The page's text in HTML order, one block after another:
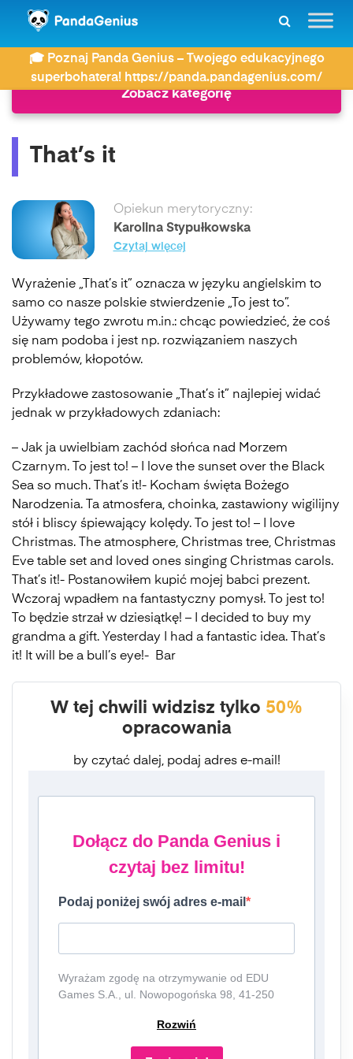
🎓 Poznaj Panda Genius – Twojego edukacyjnego
superbohatera! https://panda.pandagenius.com/
ZDAY Język angielski That’s it
Zobacz kategorię
That’s it
Opiekun merytoryczny:
Karolina Stypułkowska
Czytaj więcej
Wyrażenie „That’s it” oznacza w języku angielskim to
samo co nasze polskie stwierdzenie „To jest to”.
Używamy tego zwrotu m.in.: chcąc powiedzieć, że coś
się nam podoba i jest np. rozwiązaniem naszych
problemów, kłopotów.
Przykładowe zastosowanie „That’s it” najlepiej widać
jednak w przykładowych zdaniach:
– Jak ja uwielbiam zachód słońca nad Morzem
Czarnym. To jest to! – I love the sunset over the Black
Sea so much. That’s it!- Kocham święta Bożego
Narodzenia. Ta atmosfera, choinka, zastawiony wigilijny
stół i bliscy śpiewający kolędy. To jest to! – I love
Christmas. The atmosphere, Christmas tree, Christmas
Eve table set and loved ones singing Christmas carols.
That’s it!- Postanowiłem kupić mojej babci prezent.
Wczoraj wpadłem na fantastyczny pomysł. To jest to!
To będzie strzał w dziesiątkę! – I decided to buy my
grandma a gift. Yesterday I had a fantastic idea. That’s
it! It will be a bull’s eye!- Bar
W tej chwili widzisz tylko 50%
opracowania
by czytać dalej, podaj adres e-mail!
Dołącz do Panda Genius i
czytaj bez limitu!
Podaj poniżej swój adres e-mail
Wyrażam zgodę na otrzymywanie od EDU
Games S.A., ul. Nowopogońska 98, 41-250
REGON: 387109330 (dalej jako
"Administrator") newslettera, czyli informacji o
Rozwiń